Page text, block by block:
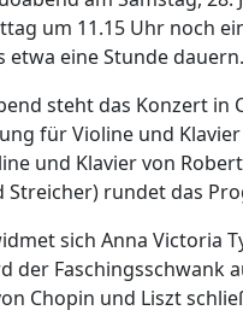
um 11.15 Uhr noch
etwa eine Stunde dauern.
steht das Konzert in
für Violine und
und Klavier von
Streicher) rundet das
sich Anna Victoria
der Faschingsschwank
Chopin und Liszt